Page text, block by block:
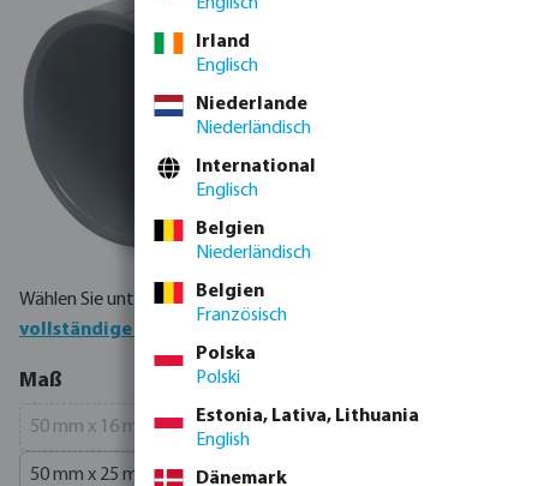
Wählen Sie unten Ihr Produkt oder bestellen Sie direkt über die
vollständige Produkttabelle
Maß
50 mm x 16 mm x 50 mm
(Diese Option ist zurzeit nicht verfügbar.)
50 mm x 20 mm x 50 mm
50 mm x 25 mm x 50 mm 63 mm x 16 mm x 63 mm
Irland
Englisch
Niederlande
Niederländisch
International
Englisch
Belgien
Niederländisch
Belgien
Französisch
Polska
Polski
Estonia, Lativa, Lithuania
English
Dänemark